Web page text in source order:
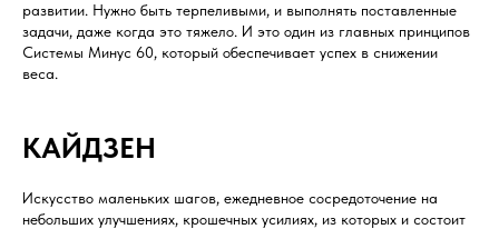
развитии. Нужно быть терпеливыми, и выполнять поставленные
задачи, даже когда это тяжело. И это один из главных принципов
Системы Минус 60, который обеспечивает успех в снижении
веса.
КАЙДЗЕН
Искусство маленьких шагов, ежедневное сосредоточение на
небольших улучшениях, крошечных усилиях, из которых и состоит